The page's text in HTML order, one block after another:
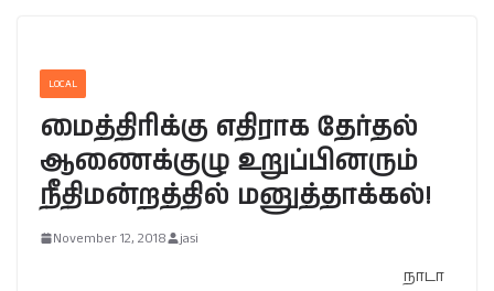
LOCAL
மைத்திரிக்கு எதிராக தேர்தல்
ஆணைக்குழு உறுப்பினரும்
நீதிமன்றத்தில் மனுத்தாக்கல்!
November 12, 2018 jasi
நாடா